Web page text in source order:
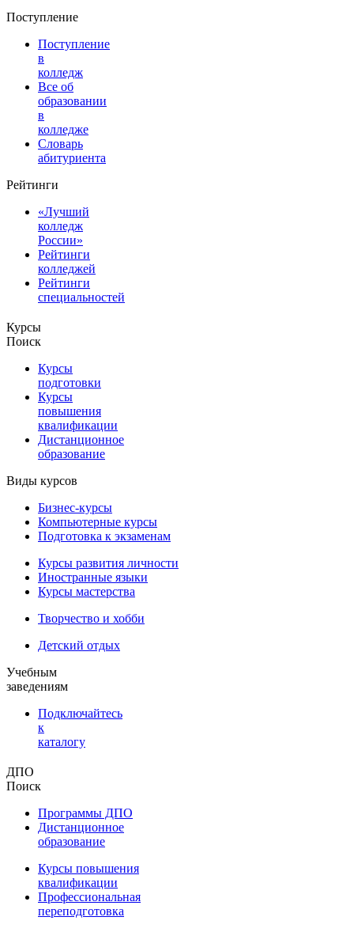
Поступление
Поступление
в
колледж
Все об
образовании
в
колледже
Словарь
абитуриента
Рейтинги
«Лучший
колледж
России»
Рейтинги
колледжей
Рейтинги
специальностей
Курсы
Поиск
Курсы
подготовки
Курсы
повышения
квалификации
Дистанционное
образование
Виды курсов
Бизнес-курсы
Компьютерные курсы
Подготовка к экзаменам
Курсы развития личности
Иностранные языки
Курсы мастерства
Творчество и хобби
Детский отдых
Учебным
заведениям
Подключайтесь
к
каталогу
ДПО
Поиск
Программы ДПО
Дистанционное
образование
Курсы повышения
квалификации
Профессиональная
переподготовка